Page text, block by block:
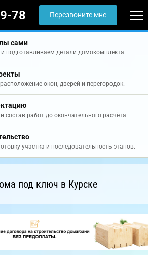
78 Перезвоните мне
сами
подготавливаем детали домокомплекта.
окон, дверей и перегородок.
работ до окончательного расчёта.
участка и последовательность этапов.
под ключ в Курске